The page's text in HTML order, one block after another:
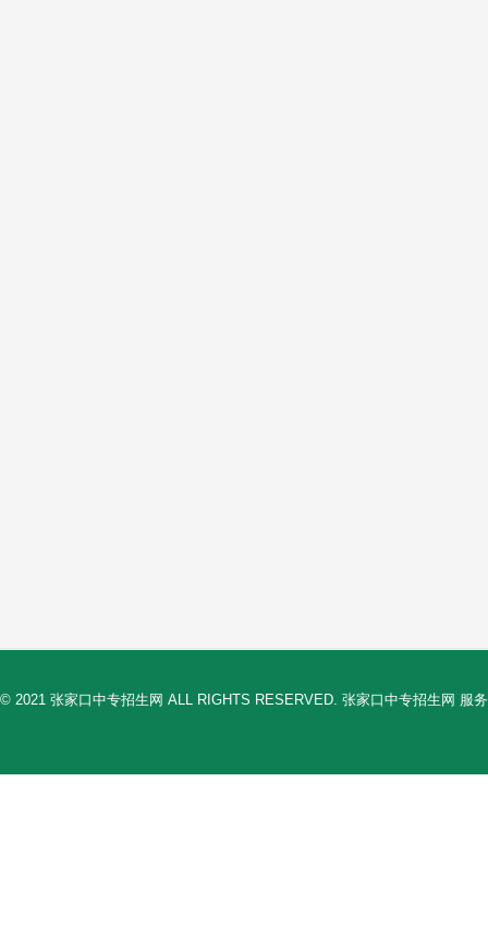
© 2021 张家口中专招生网 ALL RIGHTS RESERVED. 张家口中专招生网 服